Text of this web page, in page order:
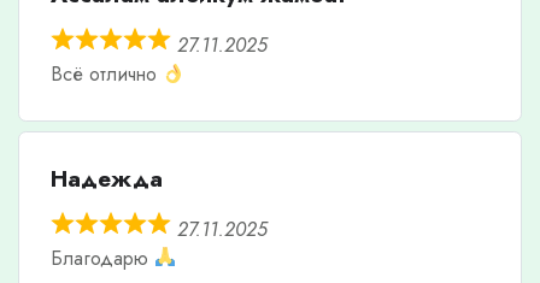
27.11.2025
Всё отлично
Надежда
27.11.2025
Благодарю